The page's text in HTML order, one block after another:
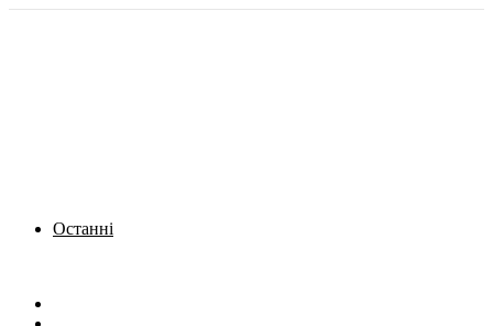
Останні